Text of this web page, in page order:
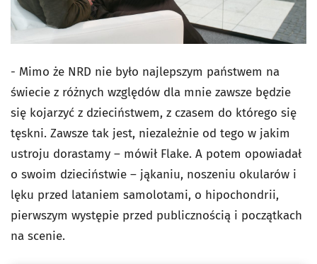
- Mimo że NRD nie było najlepszym państwem na
świecie z różnych względów dla mnie zawsze będzie
się kojarzyć z dzieciństwem, z czasem do którego się
tęskni. Zawsze tak jest, niezależnie od tego w jakim
ustroju dorastamy – mówił Flake. A potem opowiadał
o swoim dzieciństwie – jąkaniu, noszeniu okularów i
lęku przed lataniem samolotami, o hipochondrii,
pierwszym występie przed publicznością i początkach
na scenie.